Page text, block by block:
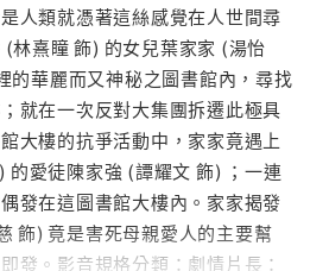
人類就憑著這絲感覺在人世間尋
熹瞳 飾) 的女兒葉家家 (湯怡
的華麗而又神秘之圖書館內，尋找
就在一次反對大集團拆遷此極具
大樓的抗爭活動中，家家竟遇上
的愛徒陳家強 (譚耀文 飾) ；一連
發在這圖書館大樓內。家家揭發
飾) 竟是害死母親愛人的主要幫
發。影音規格分類：劇情片長：